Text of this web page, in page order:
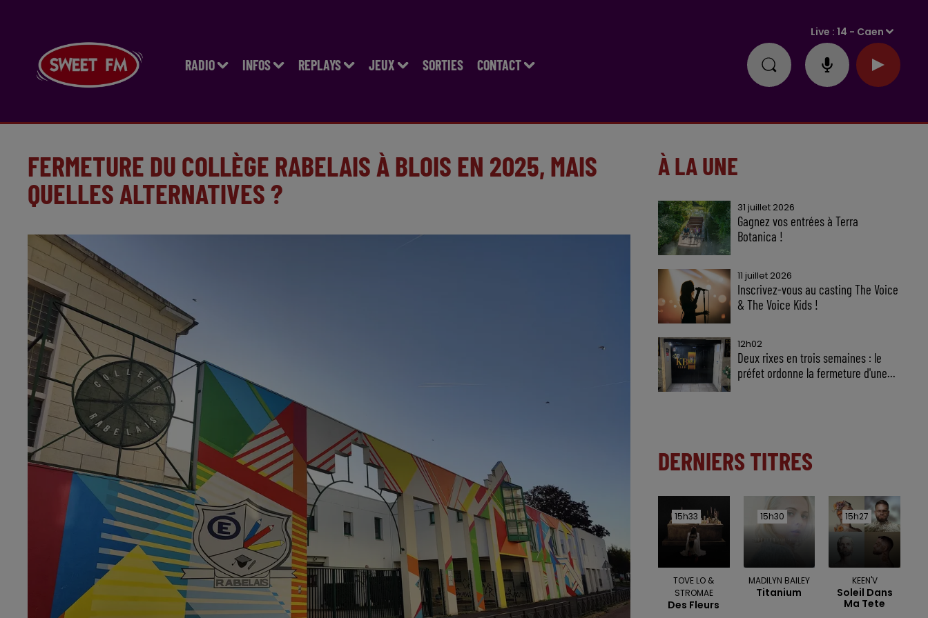
RADIO INFOS REPLAYS JEUX SORTIES CONTACT
Live :14 - Caen
FERMETURE DU COLLÈGE RABELAIS À BLOIS EN 2025, MAIS
QUELLES ALTERNATIVES ?
À LA UNE
31 juillet 2026
Gagnez vos entrées à Terra
Botanica !
11 juillet 2026
Inscrivez-vous au casting The Voice
& The Voice Kids !
12h02
Deux rixes en trois semaines : le
préfet ordonne la fermeture d'une...
DERNIERS TITRES
15h33
15h33
TOVE LO &
STROMAE
Des Fleurs
15h30
15h30
MADILYN BAILEY
Titanium
15h27
15h27
KEEN'V
Soleil Dans
Ma Tete